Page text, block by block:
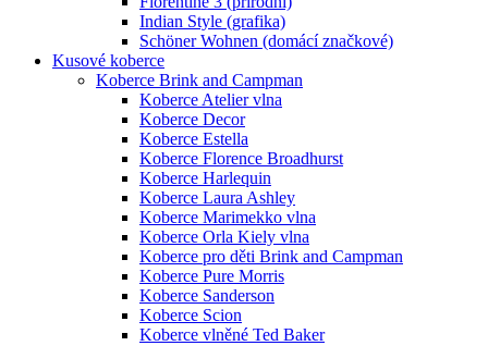
Indian Style (grafika)
Schöner Wohnen (domácí značkové)
Kusové koberce
Koberce Brink and Campman
Koberce Atelier vlna
Koberce Decor
Koberce Estella
Koberce Florence Broadhurst
Koberce Harlequin
Koberce Laura Ashley
Koberce Marimekko vlna
Koberce Orla Kiely vlna
Koberce pro děti Brink and Campman
Koberce Pure Morris
Koberce Sanderson
Koberce Scion
Koberce vlněné Ted Baker